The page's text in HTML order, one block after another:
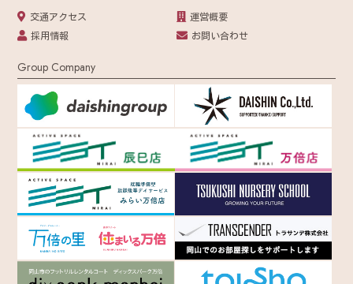
交通アクセス
運営概要
採用情報
お問い合わせ
Group Company